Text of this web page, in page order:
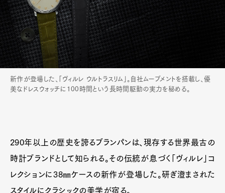
新作が登場した、「ヴィルレ ウルトラスリム」。自社ムーブメントを搭載し、優
美なドレスウォッチに100時間という長時間駆動の実力を秘める。
290年以上の歴史を誇るブランパンは、現存する世界最古の
時計ブランドとして知られる。その伝統が息づく「ヴィルレ」コ
レクションに38㎜ケースの新作が登場した。研ぎ澄まされた
スタイルにクラシックの美学が宿る。